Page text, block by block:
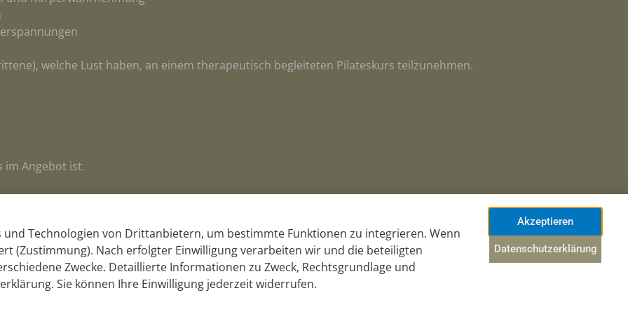
welche Lust haben, an einem therapeutisch begleiteten Pilateskurs teilzunehmen.
im Angebot ist.
Technologien von Drittanbietern, um bestimmte Funktionen zu integrieren. Wenn
(Zustimmung). Nach erfolgter Einwilligung verarbeiten wir und die beteiligten
Zwecke. Detaillierte Informationen zu Zweck, Rechtsgrundlage und
Sie können Ihre Einwilligung jederzeit widerrufen.
Akzeptieren
Datenschutzerklärung